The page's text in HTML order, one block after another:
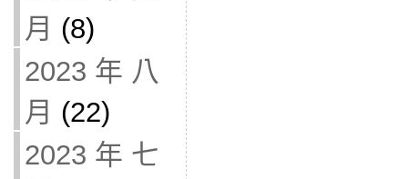
月 (8)
2023 年 八
月 (22)
2023 年 七